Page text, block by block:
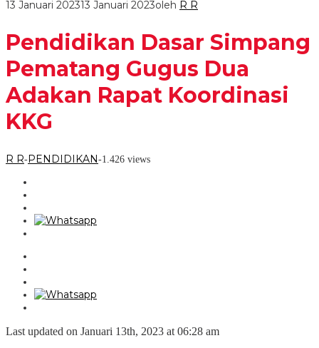
13 Januari 202313 Januari 2023oleh R R
Pendidikan Dasar Simpang
Pematang Gugus Dua
Adakan Rapat Koordinasi
KKG
R R-PENDIDIKAN-1.426 views
Last updated on Januari 13th, 2023 at 06:28 am